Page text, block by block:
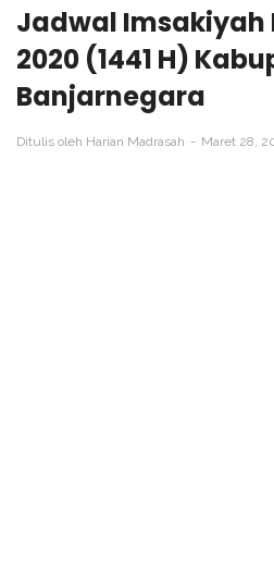
Jadwal Imsakiyah
2020 (1441 H)
Banjarnegara
Ditulis oleh Harian Madrasah Maret 28,